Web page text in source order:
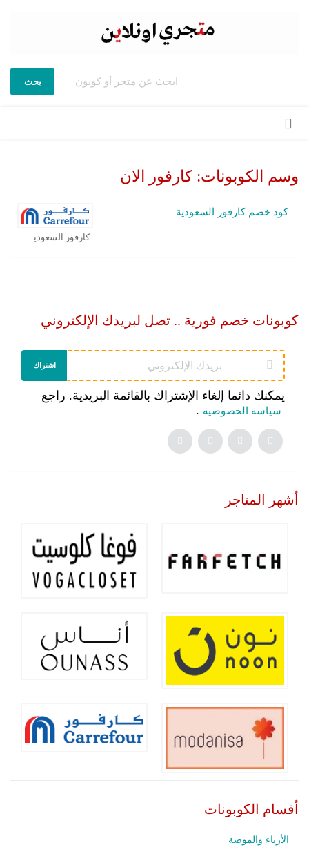
بحث
وسم الكوبونات: كارفور الان
كود خصم كارفور السعودية
كوبونات خصم فورية .. تصل لبريدك الإلكتروني
اشتراك
يمكنك دائما إلغاء الإشتراك بالقائمة البريدية. راجع
سياسة الخصوصية .
أشهر المتاجر
أقسام الكوبونات
الأزياء والموضة